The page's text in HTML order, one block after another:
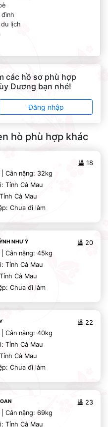
đình
lịch
các hồ sơ phù hợp
Dương bạn nhé!
Đăng nhập
hò phù hợp khác
18
Cân nặng: 32kg
Tỉnh Cà Mau
Cà Mau
Chưa đi làm
20
NHƯ Ý
Cân nặng: 45kg
Tỉnh Cà Mau
Cà Mau
Chưa đi làm
22
Cân nặng: 40kg
Tỉnh Cà Mau
Cà Mau
Chưa đi làm
23
Cân nặng: 69kg
Tỉnh Cà Mau